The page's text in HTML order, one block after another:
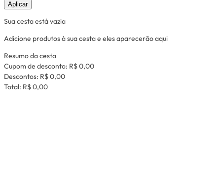
Aplicar
Sua cesta está vazia
Adicione produtos à sua cesta e eles aparecerão aqui
Resumo da cesta
Cupom de desconto: R$ 0,00
Descontos: R$ 0,00
Total: R$ 0,00